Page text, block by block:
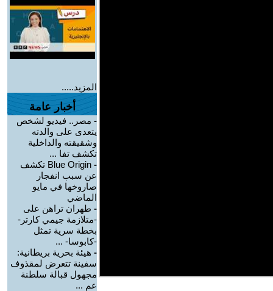
المزيد.....
أخبار عامة
- مصر.. فيديو لشخص
يتعدى على والدته
وشقيقته والداخلية
تكشف تفا ...
-
Blue Origin تكشف
عن سبب انفجار
صاروخها في مايو
الماضي
- طهران تراهن على
-متلازمة جيمي كارتر-
بخطة سرية تمثل
-كابوسا- ...
- هيئة بحرية بريطانية:
سفينة تتعرض لمقذوف
مجهول قبالة سلطنة
عم ...